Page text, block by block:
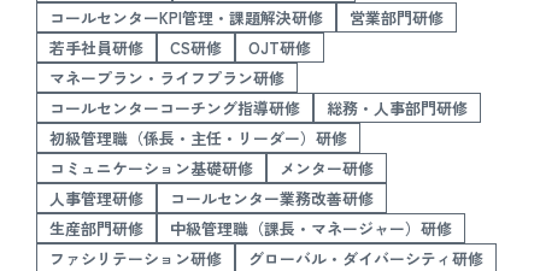
コールセンターKPI管理・課題解決研修
営業部門研修
若手社員研修
CS研修
OJT研修
マネープラン・ライフプラン研修
コールセンターコーチング指導研修
総務・人事部門研修
初級管理職（係長・主任・リーダー）研修
コミュニケーション基礎研修
メンター研修
人事管理研修
コールセンター業務改善研修
生産部門研修
中級管理職（課長・マネージャー）研修
ファシリテーション研修
グローバル・ダイバーシティ研修